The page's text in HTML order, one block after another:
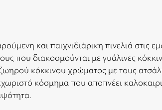
και παιχνιδιάρικη πινελιά στις
που διακοσμούνται με γυάλινες
κόκκινου χρώματος με τους
κόσμημα που αποπνέει